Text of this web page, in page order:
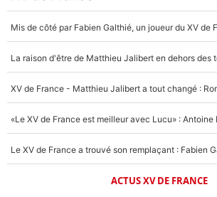
ACTUS XV DE FRANCE